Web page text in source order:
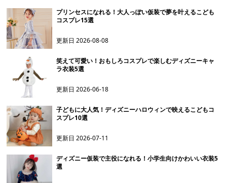
プリンセスになれる！大人っぽい仮装で夢を叶えるこども
コスプレ15選
更新日2026-08-08
笑えて可愛い！おもしろコスプレで楽しむディズニーキャ
ラ衣装5選
更新日2026-06-18
子どもに大人気！ディズニーハロウィンで映えるこどもコ
スプレ10選
更新日2026-07-11
ディズニー仮装で主役になれる！小学生向けかわいい衣装5
選